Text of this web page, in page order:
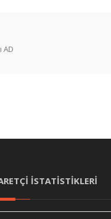
AD
İSTATİSTİKLERİ